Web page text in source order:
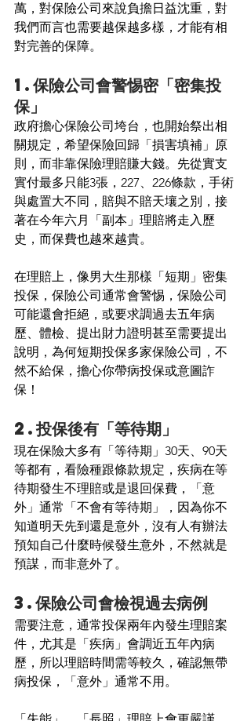
萬，對保險公司來說負擔日益沈重，對
我們而言也需要越保越多樣，才能有相
對完善的保障。
1.保險公司會警惕密「密集投
保」
政府擔心保險公司垮台，也開始祭出相
關規定，希望保險回歸「損害填補」原
則，而非靠保險理賠賺大錢。先從實支
實付最多只能3張，227、226條款，手術
與處置大不同，賠與不賠天壤之別，接
著在今年六月「副本」理賠將走入歷
史，而保費也越來越貴。
在理賠上，像男大生那樣「短期」密集
投保，保險公司通常會警惕，保險公司
可能還會拒絕，或要求調過去五年病
歷、體檢、提出財力證明甚至需要提出
說明，為何短期投保多家保險公司，不
然不給保，擔心你帶病投保或意圖詐
保！
2.投保後有「等待期」
現在保險大多有「等待期」30天、90天
等都有，看險種跟條款規定，疾病在等
待期發生不理賠或是退回保費，「意
外」通常「不會有等待期」，因為你不
知道明天先到還是意外，沒有人有辦法
預知自己什麼時候發生意外，不然就是
預謀，而非意外了。
3.保險公司會檢視過去病例
需要注意，通常投保兩年內發生理賠案
件，尤其是「疾病」會調近五年內病
歷，所以理賠時間需等較久，確認無帶
病投保，「意外」通常不用。